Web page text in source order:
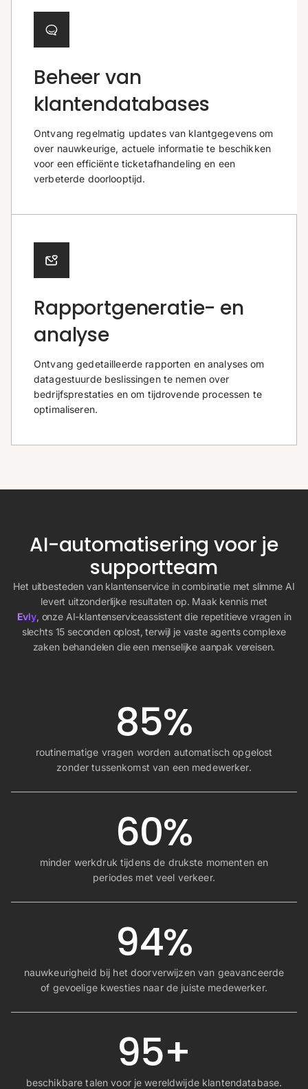
Beheer van
klantendatabases
Ontvang regelmatig updates van klantgegevens om
over nauwkeurige, actuele informatie te beschikken
voor een efficiënte ticketafhandeling en een
verbeterde doorlooptijd.
Rapportgeneratie- en
analyse
Ontvang gedetailleerde rapporten en analyses om
datagestuurde beslissingen te nemen over
bedrijfsprestaties en om tijdrovende processen te
optimaliseren.
AI-automatisering voor je
supportteam
Het uitbesteden van klantenservice in combinatie met slimme AI
levert uitzonderlijke resultaten op. Maak kennis met
Evly, onze AI-klantenserviceassistent die repetitieve vragen in
slechts 15 seconden oplost, terwijl je vaste agents complexe
zaken behandelen die een menselijke aanpak vereisen.
85%
routinematige vragen worden automatisch opgelost
zonder tussenkomst van een medewerker.
60%
minder werkdruk tijdens de drukste momenten en
periodes met veel verkeer.
94%
nauwkeurigheid bij het doorverwijzen van geavanceerde
of gevoelige kwesties naar de juiste medewerker.
95+
beschikbare talen voor je wereldwijde klantendatabase.